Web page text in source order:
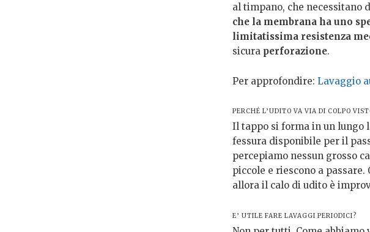
al timpano, che necessitano
che la membrana ha uno
limitatissima resistenza
sicuraperforazione.
Per approfondire: Lavaggio
PERCHÉ L’UDITO VA VIA DI COLPO
Il tappo si forma in un lungo
fessura disponibile per il
percepiamo nessun grosso
piccole e riescono a
allora il calo di udito è
E’ UTILE FARE LAVAGGI PERIODICI?